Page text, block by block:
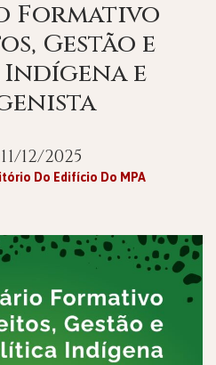
Formativo
Gestão e
e
12/2025
Do Edifício Do MPA